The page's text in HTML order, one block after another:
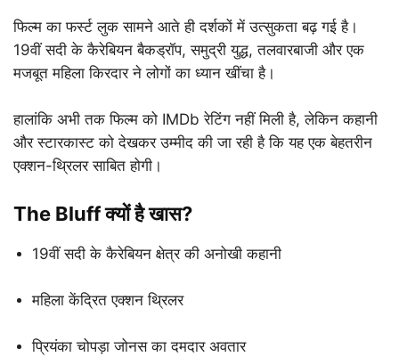
फिल्म का फर्स्ट लुक सामने आते ही दर्शकों में उत्सुकता बढ़ गई है।
19वीं सदी के कैरेबियन बैकड्रॉप, समुद्री युद्ध, तलवारबाजी और एक
मजबूत महिला किरदार ने लोगों का ध्यान खींचा है।
हालांकि अभी तक फिल्म को IMDb रेटिंग नहीं मिली है, लेकिन कहानी
और स्टारकास्ट को देखकर उम्मीद की जा रही है कि यह एक बेहतरीन
एक्शन-थ्रिलर साबित होगी।
The Bluff क्यों है खास?
19वीं सदी के कैरेबियन क्षेत्र की अनोखी कहानी
महिला केंद्रित एक्शन थ्रिलर
प्रियंका चोपड़ा जोनस का दमदार अवतार